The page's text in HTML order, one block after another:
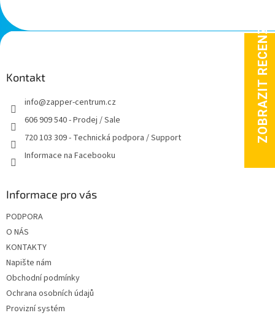
Z
á
Kontakt
info@zapper-centrum.cz
606 909 540 - Prodej / Sale
720 103 309 - Technická podpora / Support
Informace na Facebooku
Informace pro vás
PODPORA
O NÁS
KONTAKTY
Napište nám
Obchodní podmínky
Ochrana osobních údajů
Provizní systém